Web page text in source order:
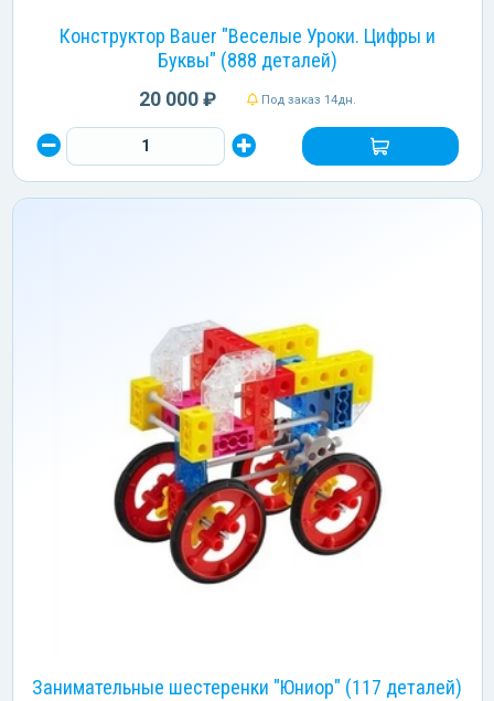
Конструктор Bauer "Веселые Уроки. Цифры и
Буквы" (888 деталей)
20 000 ₽ Под заказ 14дн.
Занимательные шестеренки "Юниор" (117 деталей)